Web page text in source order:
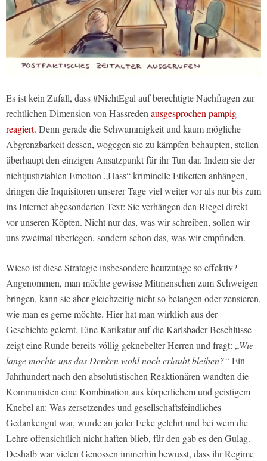
Es ist kein Zufall, dass #NichtEgal auf berechtigte Nachfragen zur
rechtlichen Dimension von Hassreden ausgesprochen pampig
reagiert. Denn gerade die Schwammigkeit und kaum mögliche
Abgrenzbarkeit dessen, wogegen sie zu kämpfen behaupten, stellen
überhaupt den einzigen Ansatzpunkt für ihr Tun dar. Indem sie der
nichtjustiziablen Emotion „Hass“ kriminelle Etiketten anhängen,
dringen die Inquisitoren unserer Tage viel weiter vor als nur bis zum
ins Internet abgesonderten Text: Sie verhängen den Riegel direkt
vor unseren Köpfen. Nicht nur das, was wir schreiben, sollen wir
uns zweimal überlegen, sondern schon das, was wir empfinden.
Wieso ist diese Strategie insbesondere heutzutage so effektiv?
Angenommen, man möchte gewisse Mitmenschen zum Schweigen
bringen, kann sie aber gleichzeitig nicht so belangen oder zensieren,
wie man es gerne möchte. Hier hat man wirklich aus der
Geschichte gelernt. Eine Karikatur auf die Karlsbader Beschlüsse
zeigt eine Runde bereits völlig geknebelter Herren und fragt: „Wie
lange mochte uns das Denken wohl noch erlaubt bleiben?“ Ein
Jahrhundert nach den absolutistischen Reaktionären wandten die
Kommunisten eine Kombination aus körperlichem und geistigem
Knebel an: Was zersetzendes und gesellschaftsfeindliches
Gedankengut war, wurde an jeder Ecke gelehrt und bei wem die
Lehre offensichtlich nicht haften blieb, für den gab es den Gulag.
Deshalb war vielen Genossen immerhin bewusst, dass ihr Regime